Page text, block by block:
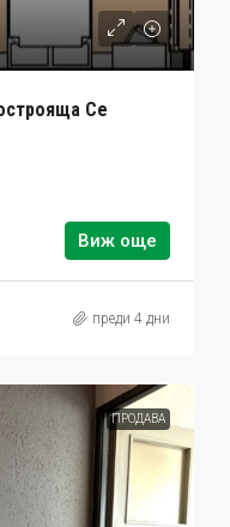
Се
Виж още
преди 4 дни
ПРОДАВА